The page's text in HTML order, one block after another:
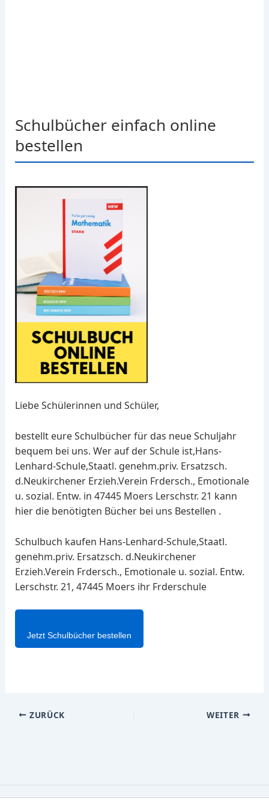
Schulbücher einfach online
bestellen
Liebe Schülerinnen und Schüler,
bestellt eure Schulbücher für das neue Schuljahr
bequem bei uns. Wer auf der Schule ist,Hans-
Lenhard-Schule,Staatl. genehm.priv. Ersatzsch.
d.Neukirchener Erzieh.Verein Frdersch., Emotionale
u. sozial. Entw. in 47445 Moers Lerschstr. 21 kann
hier die benötigten Bücher bei uns Bestellen .
Schulbuch kaufen Hans-Lenhard-Schule,Staatl.
genehm.priv. Ersatzsch. d.Neukirchener
Erzieh.Verein Frdersch., Emotionale u. sozial. Entw.
Lerschstr. 21, 47445 Moers ihr Frderschule
Jetzt Schulbücher bestellen
ZURÜCK WEITER